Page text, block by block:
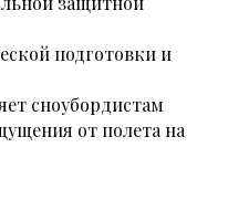
подготовки и
сноубордистам
от полета на